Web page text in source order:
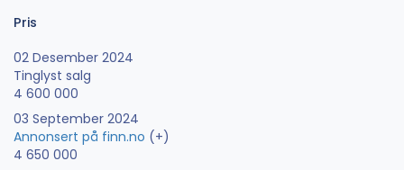
Pris
02 Desember 2024
Tinglyst salg
4 600 000
03 September 2024
Annonsert på finn.no (+)
4 650 000